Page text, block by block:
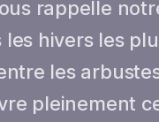
rappelle
hivers les
les
pleinement